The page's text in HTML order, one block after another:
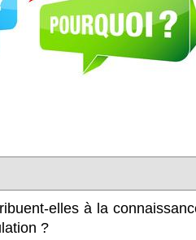
elles à la
?